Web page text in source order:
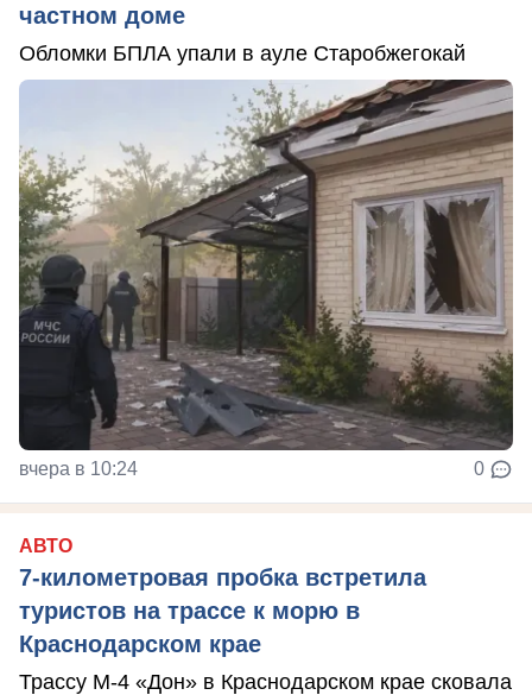
частном доме
Обломки БПЛА упали в ауле Старобжегокай
вчера в 10:24 0
АВТО
7-километровая пробка встретила
туристов на трассе к морю в
Краснодарском крае
Трассу М-4 «Дон» в Краснодарском крае сковала